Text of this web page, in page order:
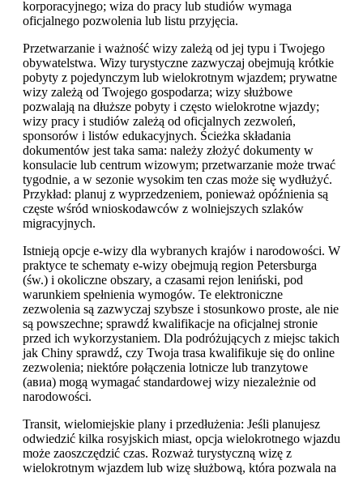
korporacyjnego; wiza do pracy lub studiów wymaga
oficjalnego pozwolenia lub listu przyjęcia.
Przetwarzanie i ważność wizy zależą od jej typu i Twojego
obywatelstwa. Wizy turystyczne zazwyczaj obejmują krótkie
pobyty z pojedynczym lub wielokrotnym wjazdem; prywatne
wizy zależą od Twojego gospodarza; wizy służbowe
pozwalają na dłuższe pobyty i często wielokrotne wjazdy;
wizy pracy i studiów zależą od oficjalnych zezwoleń,
sponsorów i listów edukacyjnych. Ścieżka składania
dokumentów jest taka sama: należy złożyć dokumenty w
konsulacie lub centrum wizowym; przetwarzanie może trwać
tygodnie, a w sezonie wysokim ten czas może się wydłużyć.
Przykład: planuj z wyprzedzeniem, ponieważ opóźnienia są
częste wśród wnioskodawców z wolniejszych szlaków
migracyjnych.
Istnieją opcje e-wizy dla wybranych krajów i narodowości. W
praktyce te schematy e-wizy obejmują region Petersburga
(św.) i okoliczne obszary, a czasami rejon leniński, pod
warunkiem spełnienia wymogów. Te elektroniczne
zezwolenia są zazwyczaj szybsze i stosunkowo proste, ale nie
są powszechne; sprawdź kwalifikacje na oficjalnej stronie
przed ich wykorzystaniem. Dla podróżujących z miejsc takich
jak Chiny sprawdź, czy Twoja trasa kwalifikuje się do online
zezwolenia; niektóre połączenia lotnicze lub tranzytowe
(авиа) mogą wymagać standardowej wizy niezależnie od
narodowości.
Transit, wielomiejskie plany i przedłużenia: Jeśli planujesz
odwiedzić kilka rosyjskich miast, opcja wielokrotnego wjazdu
może zaoszczędzić czas. Rozważ turystyczną wizę z
wielokrotnym wjazdem lub wizę służbową, która pozwala na